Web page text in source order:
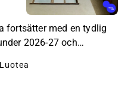
fortsätter med en tydlig
2026-27 och
Luotea